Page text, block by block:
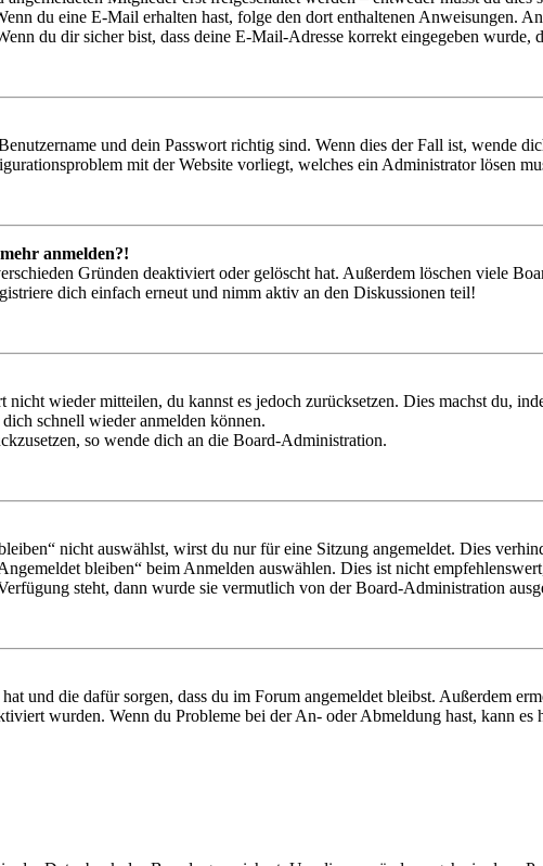
du eine E-Mail erhalten hast, folge den dort enthaltenen Anweisungen.
du dir sicher bist, dass deine E-Mail-Adresse korrekt eingegeben wurde,
und dein Passwort richtig sind. Wenn dies der Fall ist, wende
mit der Website vorliegt, welches ein Administrator lösen
anmelden?!
Gründen deaktiviert oder gelöscht hat. Außerdem löschen viele
dich einfach erneut und nimm aktiv an den Diskussionen teil!
wieder mitteilen, du kannst es jedoch zurücksetzen. Dies machst du,
schnell wieder anmelden können.
so wende dich an die Board-Administration.
nicht auswählst, wirst du nur für eine Sitzung angemeldet. Dies
bleiben“ beim Anmelden auswählen. Dies ist nicht
steht, dann wurde sie vermutlich von der Board-Administration
und die dafür sorgen, dass du im Forum angemeldet bleibst. Außerdem
wurden. Wenn du Probleme bei der An- oder Abmeldung hast, kann